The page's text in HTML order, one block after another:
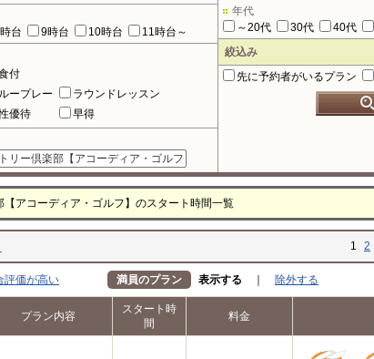
台 9時台 10時台
11時台～
付
ープレー
ラウンドレッスン
優待 早得
年代
～20代
30代 40代
絞込み
先に予約者がいるプラン
アコーディア・ゴルフ】のスタート時間一覧
1 2
評価が高い 満員のプラン 表示する 除外する
プラン内容
スタート時
間
料金